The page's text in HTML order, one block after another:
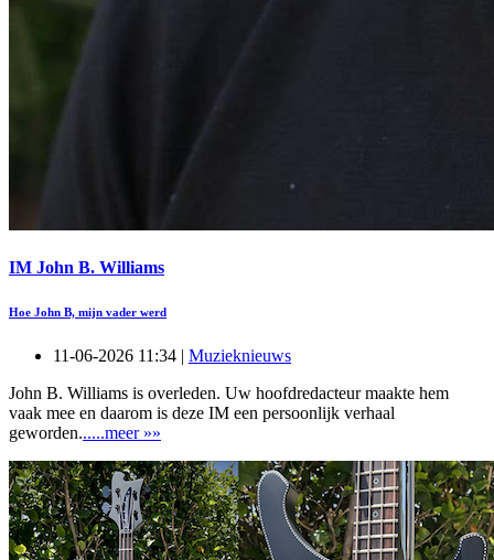
IM John B. Williams
Hoe John B, mijn vader werd
11-06-2026 11:34 | Muzieknieuws
John B. Williams is overleden. Uw hoofdredacteur maakte hem
vaak mee en daarom is deze IM een persoonlijk verhaal
geworden......meer »»